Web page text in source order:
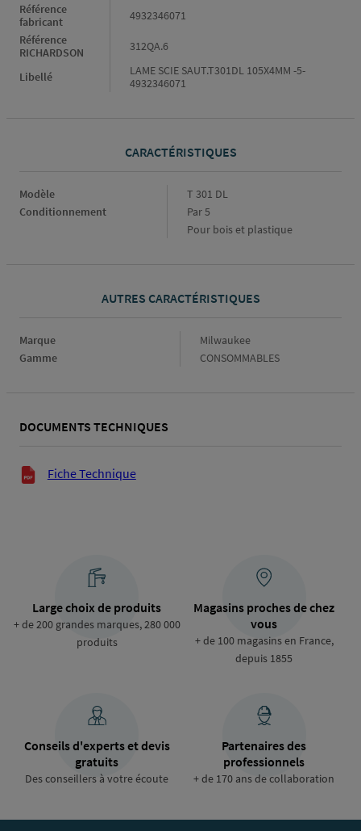
Référence
fabricant
4932346071
Référence
RICHARDSON
312QA.6
Libellé
LAME SCIE SAUT.T301DL 105X4MM -5-
4932346071
CARACTÉRISTIQUES
Caractéristiques
Modèle
T 301 DL
Conditionnement
Par 5
Pour bois et plastique
AUTRES CARACTÉRISTIQUES
Marque Marque
Milwaukee
Gamme
Gamme
CONSOMMABLES
DOCUMENTS TECHNIQUES
Documents techniques
Fiche Technique
Large choix de produits
+ de 200 grandes marques, 280 000
produits
Magasins proches de chez
vous
+ de 100 magasins en France,
depuis 1855
Conseils d'experts et devis
gratuits
Des conseillers à votre écoute
Partenaires des
professionnels
+ de 170 ans de collaboration